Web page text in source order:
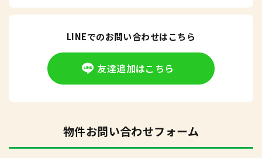
LINEでのお問い合わせはこちら
友達追加はこちら
物件お問い合わせフォーム